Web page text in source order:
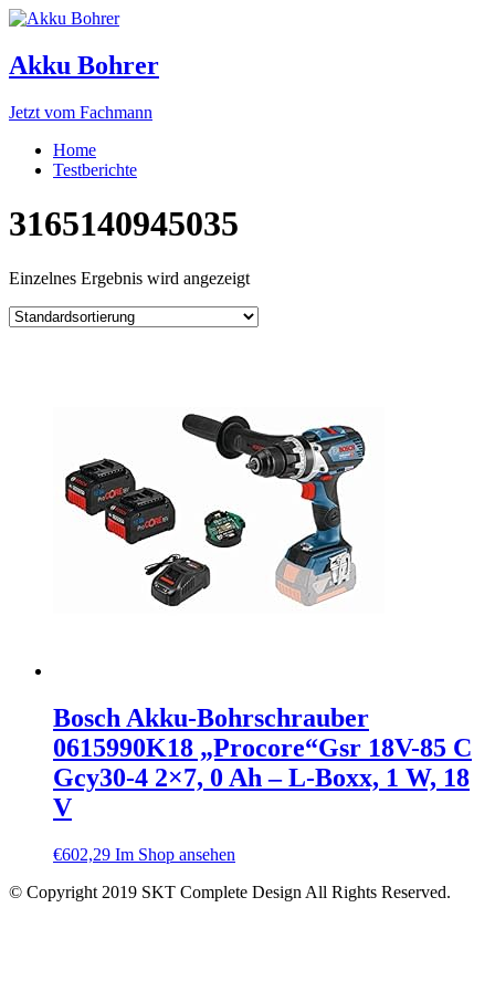
Akku Bohrer
Jetzt vom Fachmann
Home
Testberichte
3165140945035
Einzelnes Ergebnis wird angezeigt
Bosch Akku-Bohrschrauber
0615990K18 „Procore“Gsr 18V-85 C
Gcy30-4 2×7, 0 Ah – L-Boxx, 1 W, 18
V
€602,29 Im Shop ansehen
© Copyright 2019 SKT Complete Design All Rights Reserved.